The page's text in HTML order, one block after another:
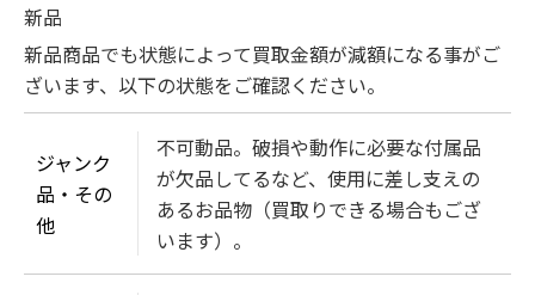
新品
新品商品でも状態によって買取金額が減額になる事がご
ざいます、以下の状態をご確認ください。
ジャンク
品・その
他
不可動品。破損や動作に必要な付属品
が欠品してるなど、使用に差し支えの
あるお品物（買取りできる場合もござ
います）。